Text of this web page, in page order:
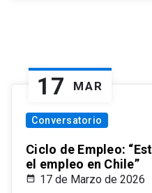
17 MAR
Conversatorio
Ciclo de Empleo:
el empleo en Chile”
17 de Marzo de 2026